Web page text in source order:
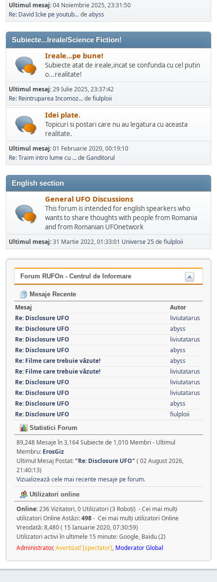
Ultimul mesaj:04 Noiembrie 2025, 23:31:50
Re: David Icke pe youtub...de abyss
Subiecte...Ireale/Science Fiction!
Ireale...pe bune!
Subiecte atat de ireale,incat se confunda cu cel putin
o...realitate!
Ultimul mesaj:29 Iulie 2025, 23:37:42
Re: Reintruparea Incomoz...de fiulploii
Idei plate.
Topicuri si postari care nu au legatura cu aceasta
realitate.
Ultimul mesaj:01 Februarie 2020, 00:19:10
Re: Traim intro lume cu ...de Ganditorul
English section
General UFO Discussions
This forum is intended for english spearkers who
wants to share thoughts with people from Romania
and from Romanian UFOnetwork
Ultimul mesaj:31 Martie 2022, 01:33:01 Universe 25 de fiulploii
Forum RUFOn - Centrul de Informare
Mesaje Recente
Mesaj
Autor
Re: Disclosure UFO
liviutatarus
Re: Disclosure UFO
abyss
Re: Disclosure UFO
liviutatarus
Re: Disclosure UFO
abyss
Re: Filme care trebuie văzute!
abyss
Re: Filme care trebuie văzute!
liviutatarus
Re: Disclosure UFO
liviutatarus
Re: Disclosure UFO
liviutatarus
Re: Disclosure UFO
abyss
Re: Disclosure UFO
fiulploii
Statistici Forum
89,248 Mesaje în 3,164 Subiecte de 1,010 Membri - Ultimul
Membru: ErosGiz
Ultimul Mesaj Postat:"Re: Disclosure UFO" ( 02 August 2026,
21:40:13)
Vizualizează cele mai recente mesaje pe forum.
Utilizatori online
Online:236 Vizitatori, 0 Utilizatori (3 Roboţi) - Cei mai mulţi
utilizatori Online Astăzi:498- Cei mai mulţi utilizatori Online
Vreodată: 8,480 ( 15 Ianuarie 2020, 07:30:59)
Utilizatori activi în ultimele 15 minute: Google, Baidu (2)
Administrator,Avertizat! [spectator], Moderator Global